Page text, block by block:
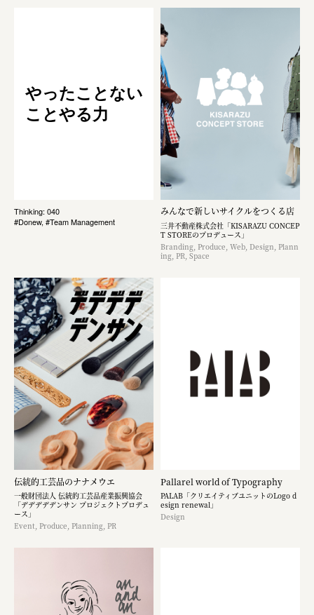
やったことない
ことやる力
Thinking: 040
#Donew, #Team Management
みんなで新しいサイクルをつくる店
三井不動産株式会社「KISARAZU CONCEP
T STOREのプロデュース」
Branding, Produce, Web, Design, Plann
ing, PR, Space
伝統的工芸品のナナメウエ
一般財団法人 伝統的工芸品産業振興協会
「デデデデデンサン プロジェクトプロデュ
ース」
Event, Produce, Planning, PR
Pallarel world of Typography
PALAB「クリエイティブユニットのLogo d
esign renewal」
Design